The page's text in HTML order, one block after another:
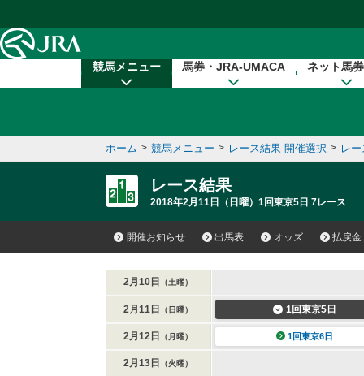
競馬メニュー 馬券・JRA-UMACA ネット馬
ホーム > 競馬メニュー > レース結果 開催選択 > レ
レース結果
2018年2月11日（日曜）1回東京5日 7レース
開催お知らせ 出馬表 オッズ 払戻金
2月10日 （土曜）
2月11日 （日曜） 1回東京5日
2月12日 （月曜） 1回東京6日
2月13日 （火曜）